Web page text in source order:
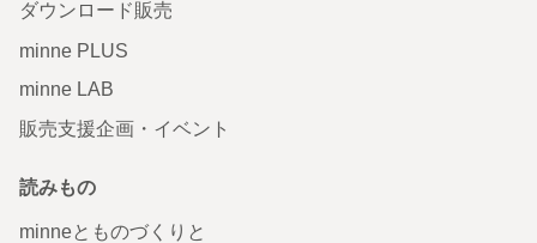
ダウンロード販売
minne PLUS
minne LAB
販売支援企画・イベント
読みもの
minneとものづくりと